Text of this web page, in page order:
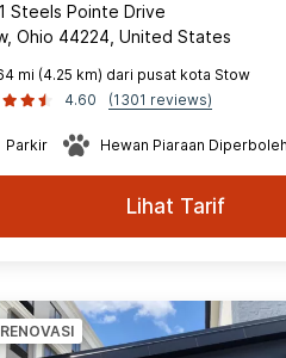
Steels Pointe Drive
Ohio 44224, United States
mi (4.25 km) dari pusat kota Stow
4.60
(1301 reviews)
Parkir Hewan Piaraan
Lihat Tarif